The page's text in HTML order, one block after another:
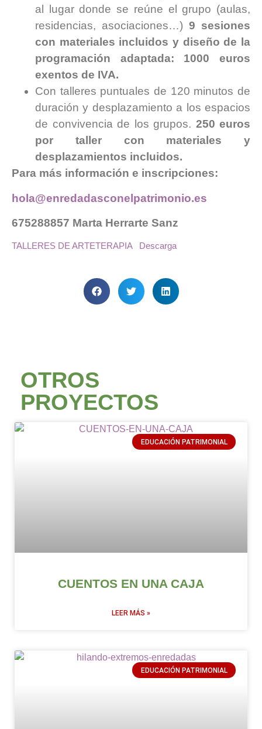
al lugar donde se reúne el grupo (aulas,
residencias, asociaciones…) 9 sesiones
con materiales incluidos y diseño de la
programación adaptada: 1000 euros
exentos de IVA.
Con talleres puntuales de 120 minutos de
duración y desplazamiento a los espacios
de convivencia de los grupos. 250 euros
por taller con materiales y
desplazamientos incluidos.
Para más información e inscripciones:
hola@enredadasconelpatrimonio.es
675288857 Marta Herrarte Sanz
TALLERES DE ARTETERAPIA Descarga
OTROS
PROYECTOS
EDUCACIÓN PATRIMONIAL
CUENTOS EN UNA CAJA
LEER MÁS »
EDUCACIÓN PATRIMONIAL